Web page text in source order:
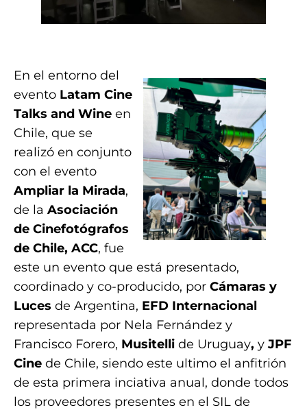
En el entorno del
evento Latam Cine
Talks and Wine en
Chile, que se
realizó en conjunto
con el evento
Ampliar la Mirada,
de la Asociación
de Cinefotógrafos
de Chile, ACC, fue
este un evento que está presentado,
coordinado y co-producido, por Cámaras y
Luces de Argentina, EFD Internacional
representada por Nela Fernández y
Francisco Forero, Musitelli de Uruguay, yJPF
Cine de Chile, siendo este ultimo el anfitrión
de esta primera inciativa anual, donde todos
los proveedores presentes en el SIL de